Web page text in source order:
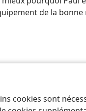
cookies sont
de la